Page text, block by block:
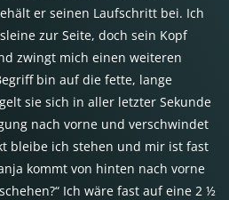
er seinen Laufschritt bei. Ich
zur Seite, doch sein Kopf
zwingt mich einen weiteren
bin auf die fette, lange
sie sich in aller letzter Sekunde
nach vorne und verschwindet
bleibe ich stehen und mir ist fast
kommt von hinten nach vorne
Ich wäre fast auf eine 2 ½